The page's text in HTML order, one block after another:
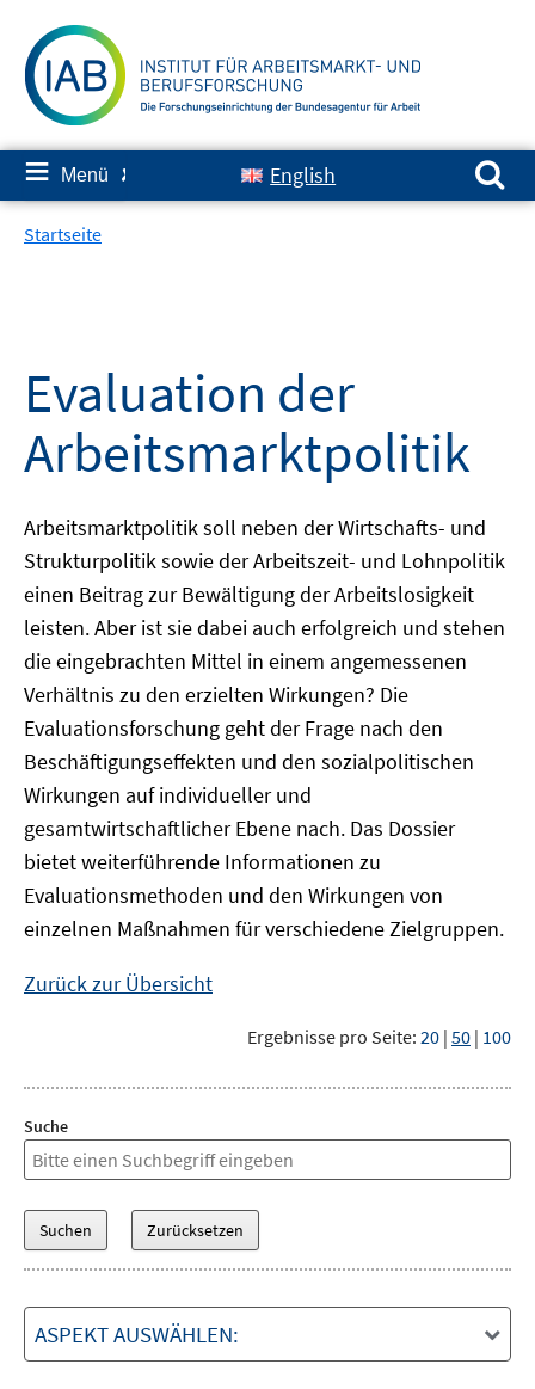
zum
Inhalt
≡ Menü ✘ English
Suchen nach:
Startseite
Evaluation der
Arbeitsmarktpolitik
Arbeitsmarktpolitik soll neben der Wirtschafts- und
Strukturpolitik sowie der Arbeitszeit- und Lohnpolitik
einen Beitrag zur Bewältigung der Arbeitslosigkeit
leisten. Aber ist sie dabei auch erfolgreich und stehen
die eingebrachten Mittel in einem angemessenen
Verhältnis zu den erzielten Wirkungen? Die
Evaluationsforschung geht der Frage nach den
Beschäftigungseffekten und den sozialpolitischen
Wirkungen auf individueller und
gesamtwirtschaftlicher Ebene nach. Das Dossier
bietet weiterführende Informationen zu
Evaluationsmethoden und den Wirkungen von
einzelnen Maßnahmen für verschiedene Zielgruppen.
Zurück zur Übersicht
Ergebnisse pro Seite: 20 | 50 | 100
Suche
ASPEKT AUSWÄHLEN: